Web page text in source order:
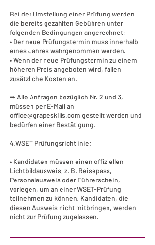
Bei der Umstellung einer Prüfung werden
die bereits gezahlten Gebühren unter
folgenden Bedingungen angerechnet:
• Der neue Prüfungstermin muss innerhalb
eines Jahres wahrgenommen werden.
• Wenn der neue Prüfungstermin zu einem
höheren Preis angeboten wird, fallen
zusätzliche Kosten an.
➨ Alle Anfragen bezüglich Nr. 2 und 3,
müssen per E-Mail an
office@grapeskills.com gestellt werden und
bedürfen einer Bestätigung.
4.WSET Prüfungsrichtlinie:
• Kandidaten müssen einen offiziellen
Lichtbildausweis, z. B. Reisepass,
Personalausweis oder Führerschein,
vorlegen, um an einer WSET-Prüfung
teilnehmen zu können. Kandidaten, die
diesen Ausweis nicht mitbringen, werden
nicht zur Prüfung zugelassen.